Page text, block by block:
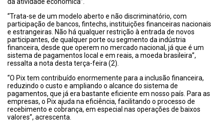
“Trata-se de um modelo aberto e não discriminatório, com
participação de bancos, fintechs, instituições financeiras nacionais
e estrangeiras. Não há qualquer restrição à entrada de novos
participantes, de qualquer porte ou segmento da indústria
financeira, desde que operem no mercado nacional, já que é um
sistema de pagamentos local e em reais, a moeda brasileira”,
ressalta a nota desta terça-feira (2).
“O Pix tem contribuído enormemente para a inclusão financeira,
reduzindo o custo e ampliando o alcance do sistema de
pagamentos, que já era bastante eficiente em nosso país. Para as
empresas, o Pix ajuda na eficiência, facilitando o processo de
recebimento e cobrança, em especial nas operações de baixos
valores”, acrescenta.